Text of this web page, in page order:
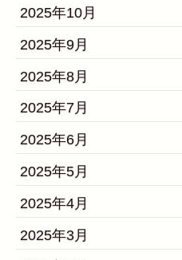
2025年10月
2025年9月
2025年8月
2025年7月
2025年6月
2025年5月
2025年4月
2025年3月